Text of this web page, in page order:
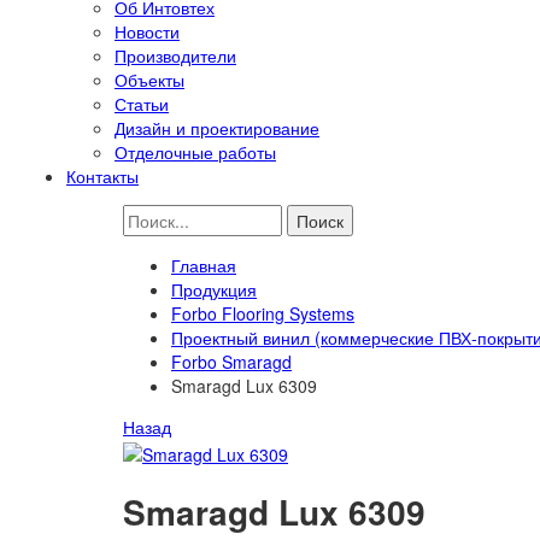
Об Интовтех
Новости
Производители
Объекты
Статьи
Дизайн и проектирование
Отделочные работы
Контакты
Главная
Продукция
Forbo Flooring Systems
Проектный винил (коммерческие ПВХ-
Forbo Smaragd
Smaragd Lux 6309
Назад
Smaragd Lux 6309